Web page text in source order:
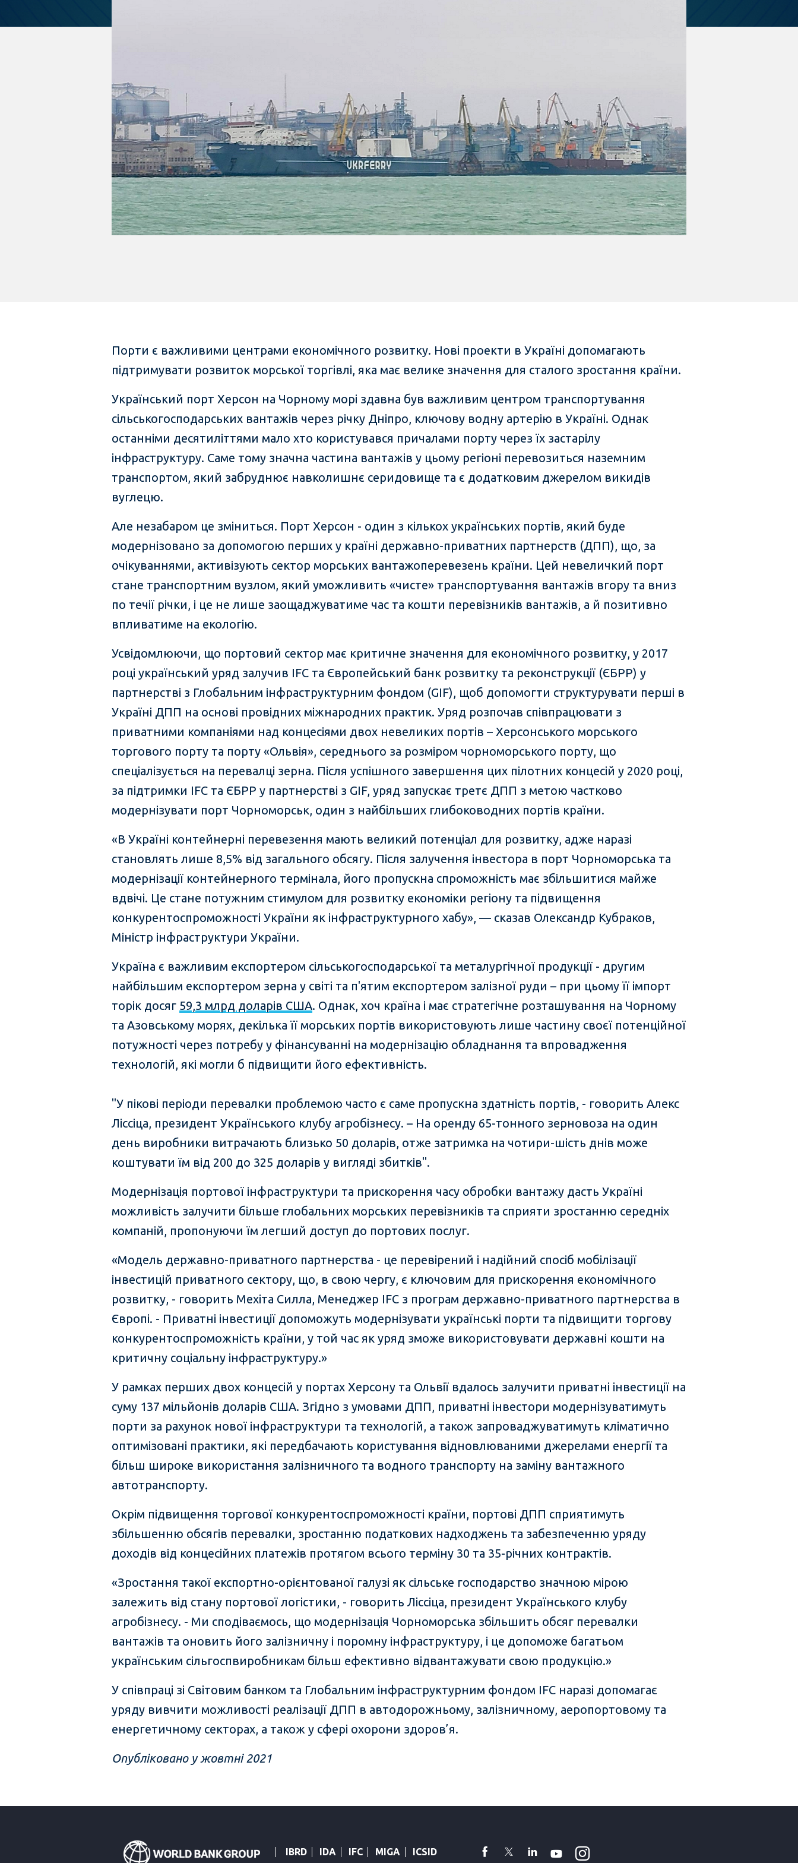
Порти є важливими центрами економічного розвитку. Нові проекти в Україні допомагають
підтримувати розвиток морської торгівлі, яка має велике значення для сталого зростання країни.
Український порт Херсон на Чорному морі здавна був важливим центром транспортування
сільськогосподарських вантажів через річку Дніпро, ключову водну артерію в Україні. Однак
останніми десятиліттями мало хто користувався причалами порту через їх застарілу
інфраструктуру. Саме тому значна частина вантажів у цьому регіоні перевозиться наземним
транспортом, який забруднює навколишнє серидовище та є додатковим джерелом викидів
вуглецю.
Але незабаром це зміниться. Порт Херсон - один з кількох українських портів, який буде
модернізовано за допомогою перших у країні державно-приватних партнерств (ДПП), що, за
очікуваннями, активізують сектор морських вантажоперевезень країни. Цей невеличкий порт
стане транспортним вузлом, який уможливить «чисте» транспортування вантажів вгору та вниз
по течії річки, і це не лише заощаджуватиме час та кошти перевізників вантажів, а й позитивно
впливатиме на екологію.
Усвідомлюючи, що портовий сектор має критичне значення для економічного розвитку, у 2017
році український уряд залучив IFC та Європейський банк розвитку та реконструкції (ЄБРР) у
партнерстві з Глобальним інфраструктурним фондом (GIF), щоб допомогти структурувати перші в
Україні ДПП на основі провідних міжнародних практик. Уряд розпочав співпрацювати з
приватними компаніями над концесіями двох невеликих портів – Херсонського морського
торгового порту та порту «Ольвія», середнього за розміром чорноморського порту, що
спеціалізується на перевалці зерна. Після успішного завершення цих пілотних концесій у 2020 році,
за підтримки IFC та ЄБРР у партнерстві з GIF, уряд запускає третє ДПП з метою частково
модернізувати порт Чорноморськ, один з найбільших глибоководних портів країни.
«В Україні контейнерні перевезення мають великий потенціал для розвитку, адже наразі
становлять лише 8,5% від загального обсягу. Після залучення інвестора в порт Чорноморська та
модернізації контейнерного термінала, його пропускна спроможність має збільшитися майже
вдвічі. Це стане потужним стимулом для розвитку економіки регіону та підвищення
конкурентоспроможності України як інфраструктурного хабу», — сказав Олександр Кубраков,
Міністр інфраструктури України.
Україна є важливим експортером сільськогосподарської та металургічної продукції - другим
найбільшим експортером зерна у світі та п'ятим експортером залізної руди – при цьому її імпорт
торік досяг 59,3 млрд доларів США. Однак, хоч країна і має стратегічне розташування на Чорному
та Азовському морях, декілька її морських портів використовують лише частину своєї потенційної
потужності через потребу у фінансуванні на модернізацію обладнання та впровадження
технологій, які могли б підвищити його ефективність.
"У пікові періоди перевалки проблемою часто є саме пропускна здатність портів, - говорить Алекс
Ліссіца, президент Українського клубу агробізнесу. – На оренду 65-тонного зерновоза на один
день виробники витрачають близько 50 доларів, отже затримка на чотири-шість днів може
коштувати їм від 200 до 325 доларів у вигляді збитків".
Модернізація портової інфраструктури та прискорення часу обробки вантажу дасть Україні
можливість залучити більше глобальних морських перевізників та сприяти зростанню середніх
компаній, пропонуючи їм легший доступ до портових послуг.
«Модель державно-приватного партнерства - це перевірений і надійний спосіб мобілізації
інвестицій приватного сектору, що, в свою чергу, є ключовим для прискорення економічного
розвитку, - говорить Мехіта Силла, Менеджер IFC з програм державно-приватного партнерства в
Європі. - Приватні інвестиції допоможуть модернізувати українські порти та підвищити торгову
конкурентоспроможність країни, у той час як уряд зможе використовувати державні кошти на
критичну соціальну інфраструктуру.»
У рамках перших двох концесій у портах Херсону та Ольвії вдалось залучити приватні інвестиції на
суму 137 мільйонів доларів США. Згідно з умовами ДПП, приватні інвестори модернізуватимуть
порти за рахунок нової інфраструктури та технологій, а також запроваджуватимуть кліматично
оптимізовані практики, які передбачають користування відновлюваними джерелами енергії та
більш широке використання залізничного та водного транспорту на заміну вантажного
автотранспорту.
Окрім підвищення торгової конкурентоспроможності країни, портові ДПП сприятимуть
збільшенню обсягів перевалки, зростанню податкових надходжень та забезпеченню уряду
доходів від концесійних платежів протягом всього терміну 30 та 35-річних контрактів.
«Зростання такої експортно-орієнтованої галузі як сільське господарство значною мірою
залежить від стану портової логістики, - говорить Ліссіца, президент Українського клубу
агробізнесу. - Ми сподіваємось, що модернізація Чорноморська збільшить обсяг перевалки
вантажів та оновить його залізничну і поромну інфраструктуру, і це допоможе багатьом
українським сільгоспвиробникам більш ефективно відвантажувати свою продукцію.»
У співпраці зі Світовим банком та Глобальним інфраструктурним фондом IFC наразі допомагає
уряду вивчити можливості реалізації ДПП в автодорожньому, залізничному, аеропортовому та
енергетичному секторах, а також у сфері охорони здоров’я.
Опубліковано у жовтні 2021
IBRD IDA IFC MIGA ICSID facebook
TwitterLinkedin
YoutubeInstagram